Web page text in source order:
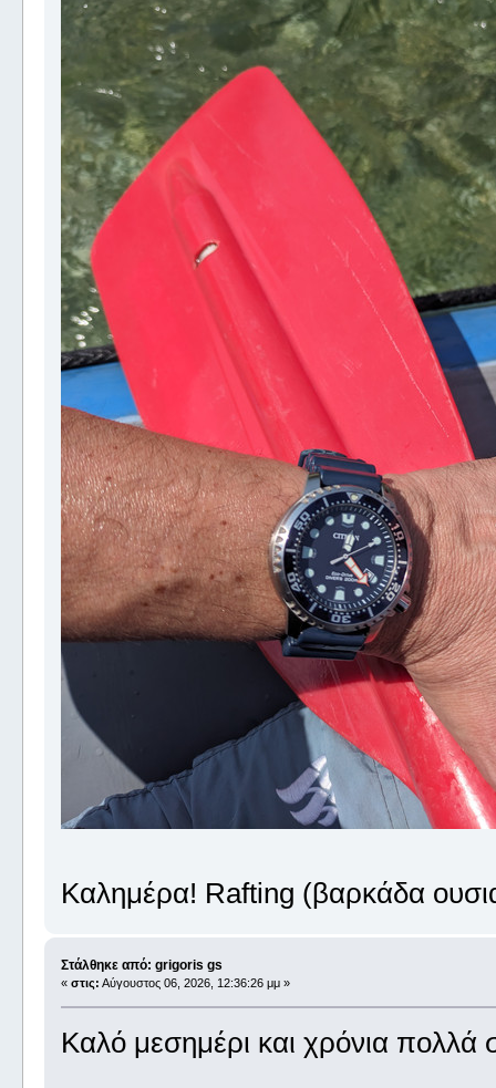
Καλημέρα! Rafting (βαρκάδα
Στάλθηκε από: grigoris gs
« στις: Αύγουστος 06, 2026, 12:36:26 μμ »
Καλό μεσημέρι και χρόνια πολλά